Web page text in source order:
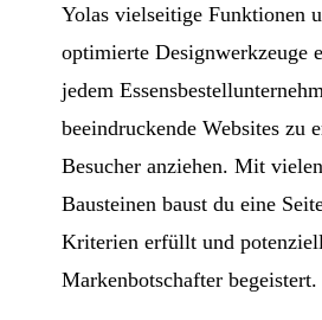
Yolas vielseitige Funktionen
optimierte Designwerkzeuge
jedem
beeindruckende Websites zu
Besucher anziehen. Mit
Bausteinen baust du eine
Kriterien erfüllt und
Markenbotschafter begeistert.